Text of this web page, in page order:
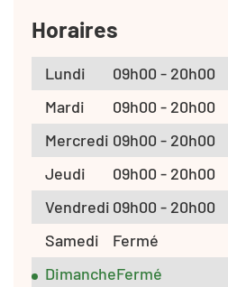
Horaires
Lundi
09h00 - 20h00
Mardi
09h00 - 20h00
Mercredi 09h00 - 20h00
Jeudi
09h00 - 20h00
Vendredi 09h00 - 20h00
Samedi
Fermé
DimancheFermé